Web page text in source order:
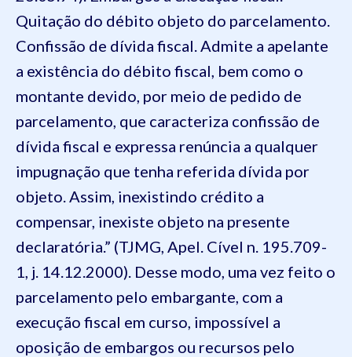
Quitação do débito objeto do parcelamento.
Confissão de dívida fiscal. Admite a apelante
a existência do débito fiscal, bem como o
montante devido, por meio de pedido de
parcelamento, que caracteriza confissão de
dívida fiscal e expressa renúncia a qualquer
impugnação que tenha referida dívida por
objeto. Assim, inexistindo crédito a
compensar, inexiste objeto na presente
declaratória.” (TJMG, Apel. Cível n. 195.709-
1, j. 14.12.2000). Desse modo, uma vez feito o
parcelamento pelo embargante, com a
execução fiscal em curso, impossível a
oposição de embargos ou recursos pelo